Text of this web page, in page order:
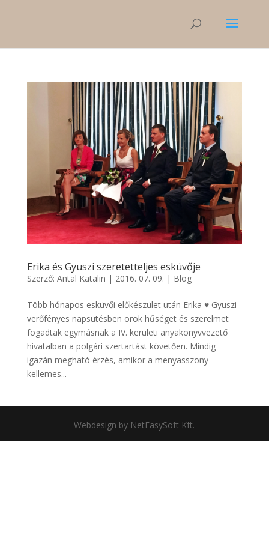
Erika és Gyuszi szeretetteljes esküvője
Szerző: Antal Katalin | 2016. 07. 09. | Blog
Több hónapos esküvői előkészület után Erika ♥ Gyuszi
verőfényes napsütésben örök hűséget és szerelmet
fogadtak egymásnak a IV. kerületi anyakönyvvezető
hivatalban a polgári szertartást követően. Mindig
igazán megható érzés, amikor a menyasszony
kellemes...
Webdesign by NetEasySoft Kft.